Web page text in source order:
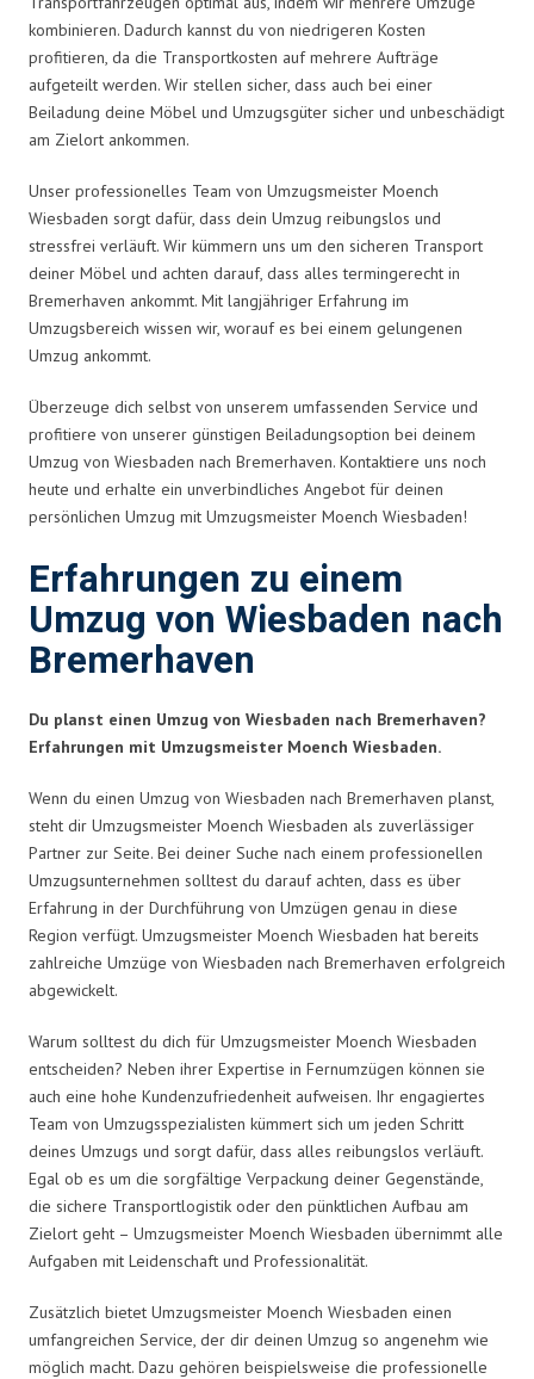
kombinieren. Dadurch kannst du von niedrigeren Kosten
profitieren, da die Transportkosten auf mehrere Aufträge
aufgeteilt werden. Wir stellen sicher, dass auch bei einer
Beiladung deine Möbel und Umzugsgüter sicher und unbeschädigt
am Zielort ankommen.
Unser professionelles Team von Umzugsmeister Moench
Wiesbaden sorgt dafür, dass dein Umzug reibungslos und
stressfrei verläuft. Wir kümmern uns um den sicheren Transport
deiner Möbel und achten darauf, dass alles termingerecht in
Bremerhaven ankommt. Mit langjähriger Erfahrung im
Umzugsbereich wissen wir, worauf es bei einem gelungenen
Umzug ankommt.
Überzeuge dich selbst von unserem umfassenden Service und
profitiere von unserer günstigen Beiladungsoption bei deinem
Umzug von Wiesbaden nach Bremerhaven. Kontaktiere uns noch
heute und erhalte ein unverbindliches Angebot für deinen
persönlichen Umzug mit Umzugsmeister Moench Wiesbaden!
Erfahrungen zu einem
Umzug von Wiesbaden nach
Bremerhaven
Du planst einen Umzug von Wiesbaden nach Bremerhaven?
Erfahrungen mit Umzugsmeister Moench Wiesbaden.
Wenn du einen Umzug von Wiesbaden nach Bremerhaven planst,
steht dir Umzugsmeister Moench Wiesbaden als zuverlässiger
Partner zur Seite. Bei deiner Suche nach einem professionellen
Umzugsunternehmen solltest du darauf achten, dass es über
Erfahrung in der Durchführung von Umzügen genau in diese
Region verfügt. Umzugsmeister Moench Wiesbaden hat bereits
zahlreiche Umzüge von Wiesbaden nach Bremerhaven erfolgreich
abgewickelt.
Warum solltest du dich für Umzugsmeister Moench Wiesbaden
entscheiden? Neben ihrer Expertise in Fernumzügen können sie
auch eine hohe Kundenzufriedenheit aufweisen. Ihr engagiertes
Team von Umzugsspezialisten kümmert sich um jeden Schritt
deines Umzugs und sorgt dafür, dass alles reibungslos verläuft.
Egal ob es um die sorgfältige Verpackung deiner Gegenstände,
die sichere Transportlogistik oder den pünktlichen Aufbau am
Zielort geht – Umzugsmeister Moench Wiesbaden übernimmt alle
Aufgaben mit Leidenschaft und Professionalität.
Zusätzlich bietet Umzugsmeister Moench Wiesbaden einen
umfangreichen Service, der dir deinen Umzug so angenehm wie
möglich macht. Dazu gehören beispielsweise die professionelle